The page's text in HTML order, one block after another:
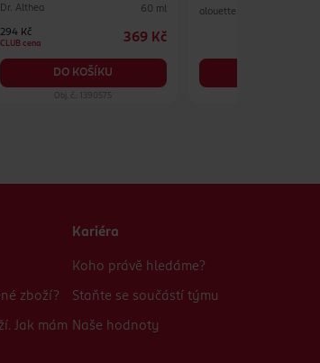
Dr. Althea 60 ml
294 Kč
CLUB cena 369 Kč
DO KOŠÍKU
Obj. č.: 1390575
alouette
zboží?
Jak mám
Kariéra
Koho právě hledáme?
Staňte se součástí týmu
Naše hodnoty